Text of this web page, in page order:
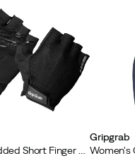
Gripgrab